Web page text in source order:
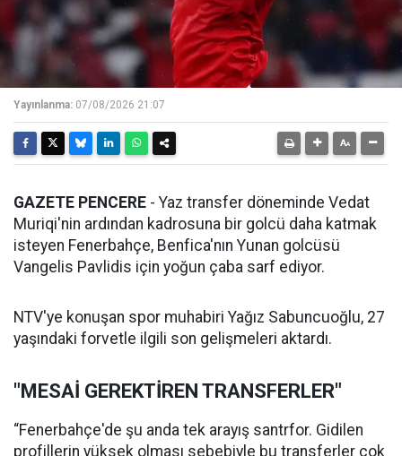
Yayınlanma: 07/08/2026 21:07
GAZETE PENCERE - Yaz transfer döneminde Vedat
Muriqi'nin ardından kadrosuna bir golcü daha katmak
isteyen Fenerbahçe, Benfica'nın Yunan golcüsü
Vangelis Pavlidis için yoğun çaba sarf ediyor.
NTV'ye konuşan spor muhabiri Yağız Sabuncuoğlu, 27
yaşındaki forvetle ilgili son gelişmeleri aktardı.
"MESAİ GEREKTİREN TRANSFERLER"
“Fenerbahçe'de şu anda tek arayış santrfor. Gidilen
profillerin yüksek olması sebebiyle bu transferler çok